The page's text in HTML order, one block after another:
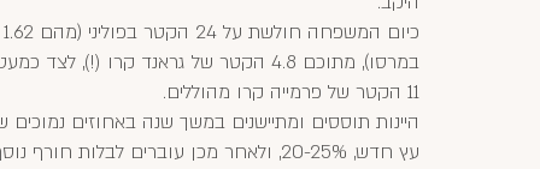
כיום המשפחה חולשת על 24 הקטר בפוליני (מהם 1.62
במרסו), מתוכם 4.8 הקטר של גראנד קרו (!), לצד
11 הקטר של פרמייה קרו מהוללים.
היינות תוססים ומתיישנים במשך שנה באחוזים נמוכים
עץ חדש, 20-25%, ולאחר מכן עוברים לבלות חורף